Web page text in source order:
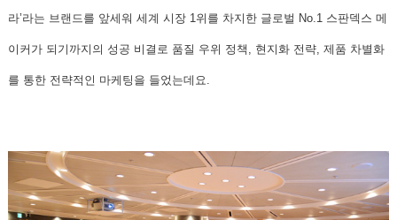
라’라는 브랜드를 앞세워 세계 시장 1위를 차지한 글로벌 No.1 스판덱스 메
이커가 되기까지의 성공 비결 로 품질 우위 정책, 현지화 전략, 제품 차별화
를 통한 전략적인 마케팅을 들었는데요.